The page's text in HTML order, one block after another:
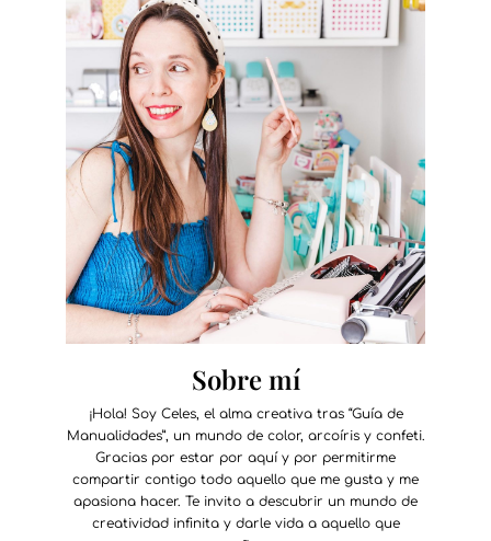
Sobre mí
¡Hola! Soy Celes, el alma creativa tras “Guía de
Manualidades”, un mundo de color, arcoíris y confeti.
Gracias por estar por aquí y por permitirme
compartir contigo todo aquello que me gusta y me
apasiona hacer. Te invito a descubrir un mundo de
creatividad infinita y darle vida a aquello que